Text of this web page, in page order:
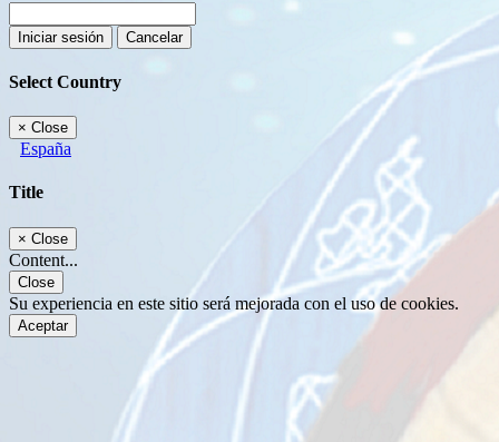
Iniciar sesión Cancelar
Select Country
× Close
España
Title
× Close
Content...
Close
Su experiencia en este sitio será mejorada con el uso de cookies.
Aceptar